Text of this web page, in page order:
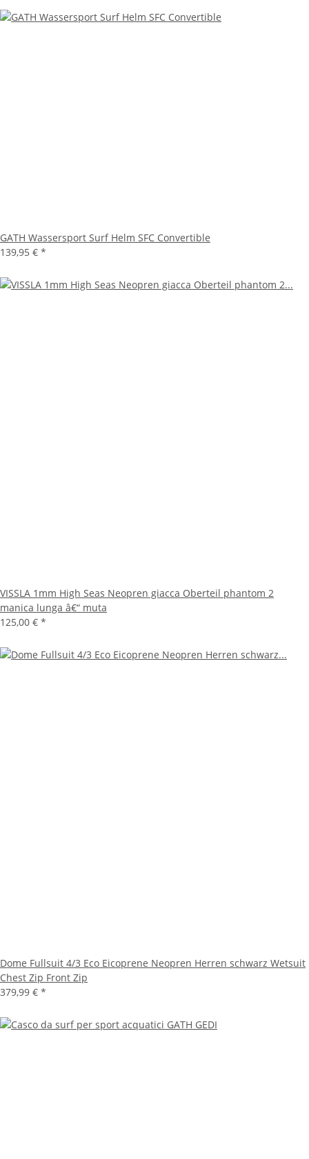
GATH Wassersport Surf Helm SFC Convertible
139,95 € *
VISSLA 1mm High Seas Neopren giacca Oberteil phantom 2
manica lunga â€“ muta
125,00 € *
Dome Fullsuit 4/3 Eco Eicoprene Neopren Herren schwarz Wetsuit
Chest Zip Front Zip
379,99 € *